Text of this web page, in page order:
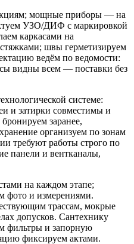
мощные приборы — на
УЗО/ДИФ с маркировкой
каркасами на
швы герметизируем
ведём по ведомости:
видны всем — поставки без
системе:
и затирки совместимы и
заранее,
организуем по зонам
требуют работы строго по
панели и вентканалы,
на каждом этапе;
фото и измерениями.
трассам, мокрые
допусков. Сантехнику
фильтры и запорную
фиксируем актами.